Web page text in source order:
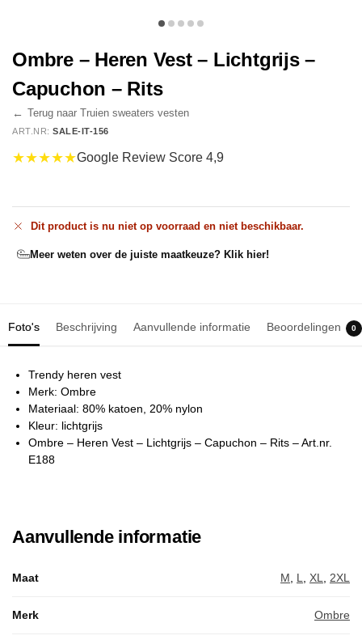
Ombre – Heren Vest – Lichtgrijs –
Capuchon – Rits
← Terug naar Truien sweaters vesten
ART.NR: SALE-IT-156
★★★★★Google Review Score 4,9
Dit product is nu niet op voorraad en niet beschikbaar.
Meer weten over de juiste maatkeuze? Klik hier!
Foto's Beschrijving Aanvullende informatie Beoordelingen 0
Trendy heren vest
Merk: Ombre
Materiaal: 80% katoen, 20% nylon
Kleur: lichtgrijs
Ombre – Heren Vest – Lichtgrijs – Capuchon – Rits – Art.nr.
E188
Aanvullende informatie
Maat M L XL 2XL
Merk Ombre